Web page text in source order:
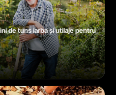
de tuns iarba și utilaje pentru